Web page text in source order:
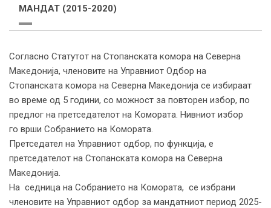
МАНДАТ (2015-2020)
Согласно Статутот на Стопанската комора на Северна
Македонија, членовите на Управниот Одбор на
Стопанската комора на Северна Македонија се избираат
во време од 5 години, со можност за повторен избор, по
предлог на претседателот на Комората. Нивниот избор
го врши Собранието на Комората.
Претседател на Управниот одбор, по функција, е
претседателот на Стопанската комора на Северна
Македонија.
На седница на Собранието на Комората, се избрани
членовите на Управниот одбор за мандатниот период 2025-